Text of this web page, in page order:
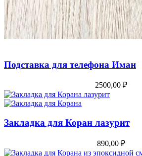
Подставка для телефона Иман
2500,00 ₽
Закладка для Коран лазурит
890,00 ₽